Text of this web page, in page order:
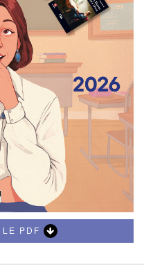
PDF